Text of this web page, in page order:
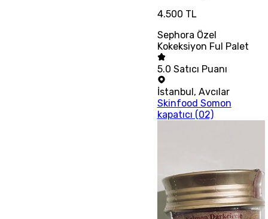
4.500 TL
Sephora Özel
Kokeksiyon Ful Palet
5.0 Satıcı Puanı
İstanbul , Avcılar
Skinfood Somon
kapatıcı (02)